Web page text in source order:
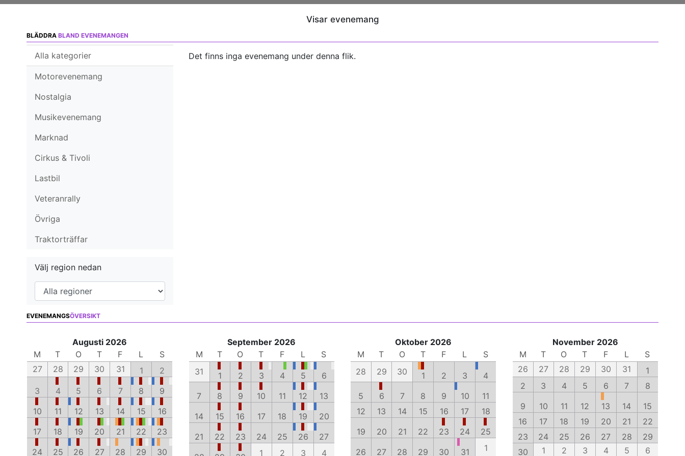
Visar evenemang
BLÄDDRA BLAND EVENEMANGEN
Alla kategorier
Motorevenemang
Nostalgia
Musikevenemang
Marknad
Cirkus & Tivoli
Lastbil
Veteranrally
Övriga
Traktorträffar
Välj region nedan
Det finns inga evenemang under denna flik.
EVENEMANGSÖVERSIKT
Augusti 2026
M
T O T F L
S
27
28 29 30 31 1
2
3
4 5 6 7 8
9
10
11 12 13 14 15
16
17
18 19 20 21 22
23
24
25 26 27 28 29 30
September 2026
M
T O T F L
S
31
1 2 3 4 5
6
7
8 9 10 11 12
13
14
15 16 17 18 19
20
21
22 23 24 25 26
27
1 2 3 4
Oktober 2026
M
T O T F L
S
28
29 30 1 2 3
4
5
6 7 8 9 10
11
12
13 14 15 16 17
18
19
20 21 22 23 24
25
26
27 28 29 30 31 1
November 2026
M
T O T F L
S
26
27 28 29 30 31
1
2
3 4 5 6 7
8
9
10 11 12 13 14
15
16
17 18 19 20 21
22
23
24 25 26 27 28
29
30
1 2 3 4 5 6